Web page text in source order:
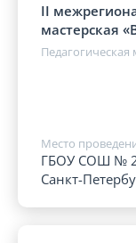
II
мастерская
Педагогическая
Место
ГБОУ СОШ №
Санкт-